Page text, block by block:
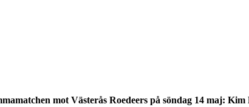
mot Västerås Roedeers på söndag 14 maj: